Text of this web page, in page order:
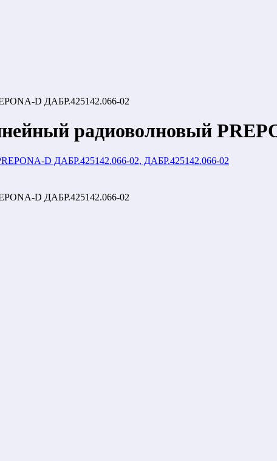
D ДАБР.425142.066-02
радиоволновый
D ДАБР.425142.066-02